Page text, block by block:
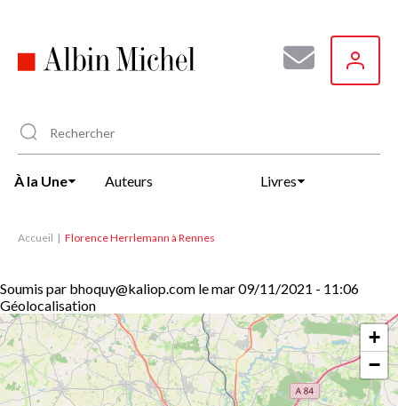
principal
À la Une Auteurs Livres
Accueil Florence Herrlemann à Rennes
Soumis par bhoquy@kaliop.com lemar 09/11/2021 - 11:06
Géolocalisation
+
−